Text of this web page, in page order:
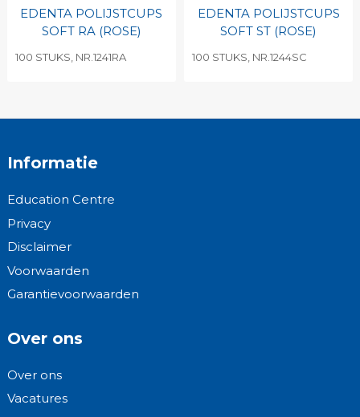
EDENTA POLIJSTCUPS
SOFT RA (ROSE)
100 STUKS, NR.1241RA
EDENTA POLIJSTCUPS
SOFT ST (ROSE)
100 STUKS, NR.1244SC
Informatie
Education Centre
Privacy
Disclaimer
Voorwaarden
Garantievoorwaarden
Over ons
Over ons
Vacatures